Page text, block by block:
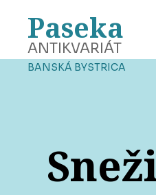
Paseka
ANTIKVARIÁT
BANSKÁ BYSTRICA